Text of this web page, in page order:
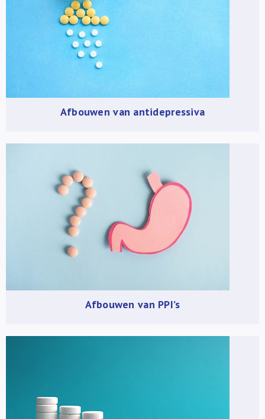
Afbouwen van antidepressiva
Afbouwen van PPI’s